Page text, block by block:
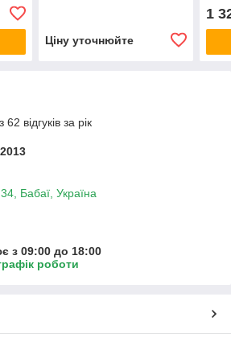
Ціну уточнюйте
1
відгуків за рік
Бабаї, Україна
з 09:00 до 18:00
роботи